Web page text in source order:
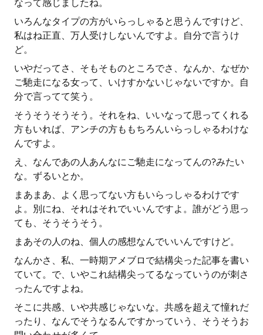
なって感じましたね。
いろんなタイプの方がいらっしゃると思うんですけど、
私はね正直、万人受けしないんですよ。自分で言うけ
ど。
いやだってさ、そもそものところでさ、なんか、なぜか
ご馳走になる女って、いけすかないじゃないですか。自
分で言ってて笑う。
そうそうそうそう。それをね、いいなって思ってくれる
方もいれば、アンチの方ももちろんいらっしゃるわけな
んですよ。
え、なんであの人あんなにご馳走になってんの?みたい
な。ずるいとか。
まあまあ、よく思ってない方もいらっしゃるわけです
よ。別にね、それはそれでいいんですよ。誰がどう思っ
ても、そうそうそう。
まあその人のね、個人の感想なんでいいんですけど。
なんかさ、私、一時期アメブロで結構尖った記事を書い
ていて。で、いやこれ結構尖ってるなっていうのが刺さ
ったんですよね。
そこに共感、いや共感じゃないな。共感を超えて憧れだ
ったり、なんでそうなるんですかっていう、そうそうお